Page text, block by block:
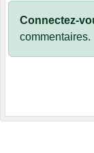
Connectez-
commentaires.